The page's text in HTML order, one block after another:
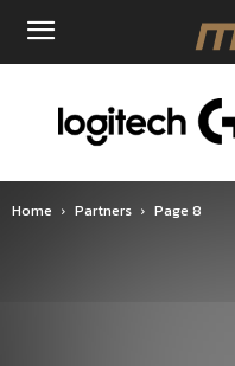
Home Partners Page 8